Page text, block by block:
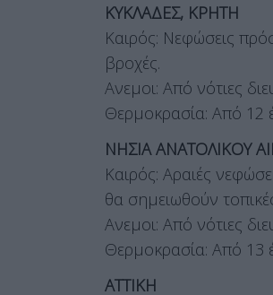
ΚΥΚΛΑΔΕΣ, ΚΡΗΤΗ
Καιρός: Νεφώσεις
βροχές.
Ανεμοι: Από νότιες
Θερμοκρασία: Από 12
ΝΗΣΙΑ ΑΝΑΤΟΛΙΚΟΥ
Καιρός: Αραιές
θα σημειωθούν
Ανεμοι: Από νότιες
Θερμοκρασία: Από 13
ΑΤΤΙΚΗ